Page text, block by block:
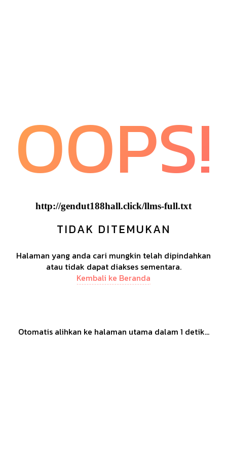
OOPS!
http://gendut188hall.click/llms-full.txt
TIDAK DITEMUKAN
Halaman yang anda cari mungkin telah dipindahkan
atau tidak dapat diakses sementara.
Kembali ke Beranda
Otomatis alihkan ke halaman utama dalam 1 detik...